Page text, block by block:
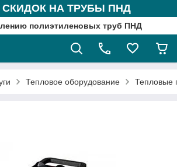
НА ТРУБЫ ПНД
полиэтиленовых труб ПНД
Тепловое оборудование Тепловые